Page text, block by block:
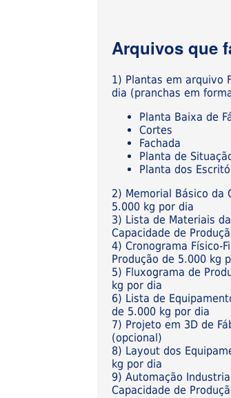
Arquivos que
1) Plantas em arquivo
dia (pranchas em
Planta Baixa de
Cortes
Fachada
Planta de
Planta dos
2) Memorial Básico da
5.000 kg por dia
3) Lista de Materiais
Capacidade de
4) Cronograma Físico-
Produção de 5.000 kg
5) Fluxograma de
kg por dia
6) Lista de
de 5.000 kg por dia
7) Projeto em 3D de
(opcional)
8) Layout dos
kg por dia
9) Automação
Capacidade de